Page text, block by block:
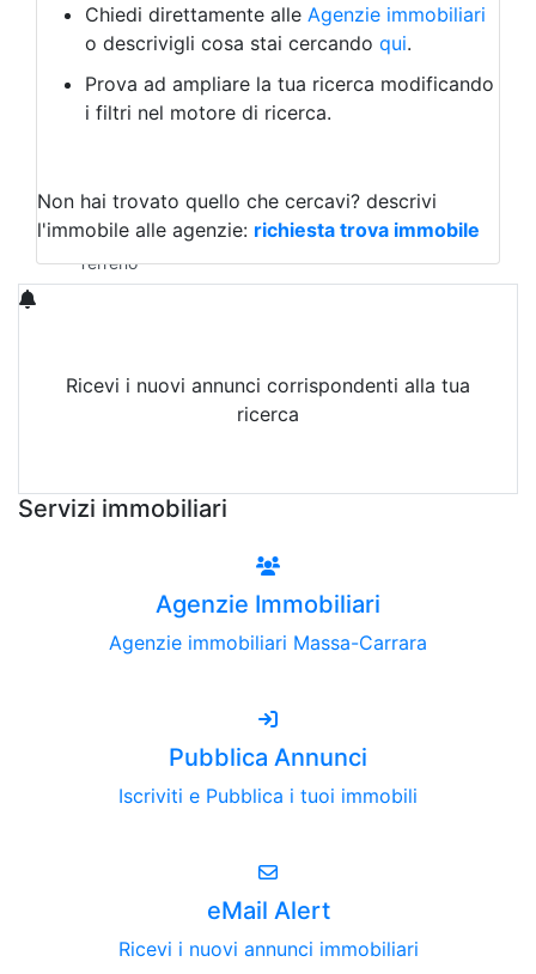
Albergo
Laboratorio Artigianale
Negozio/locale commerciale
Agriturismo
Magazzini
Qualsiasi
Terreno edificabile
Terreno
Chiedi direttamente alle Agenzie immobiliari
o descrivigli cosa stai cercando qui.
Prova ad ampliare la tua ricerca modificando
i filtri nel motore di ricerca.
Non hai trovato quello che cercavi? descrivi
l'immobile alle agenzie: richiesta trova immobile
Ricevi i nuovi annunci corrispondenti alla tua
ricerca
Servizi immobiliari
Agenzie Immobiliari
Agenzie immobiliari Massa-Carrara
Pubblica Annunci
Iscriviti e Pubblica i tuoi immobili
eMail Alert
Ricevi i nuovi annunci immobiliari